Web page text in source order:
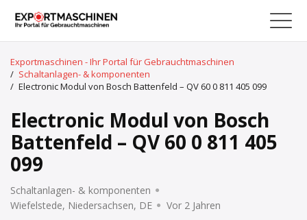
Exportmaschinen - Ihr Portal für Gebrauchtmaschinen
/ Schaltanlagen- & komponenten
/ Electronic Modul von Bosch Battenfeld – QV 60 0 811 405 099
Electronic Modul von Bosch
Battenfeld – QV 60 0 811 405
099
Schaltanlagen- & komponenten
Wiefelstede, Niedersachsen, DE
Vor 2 Jahren